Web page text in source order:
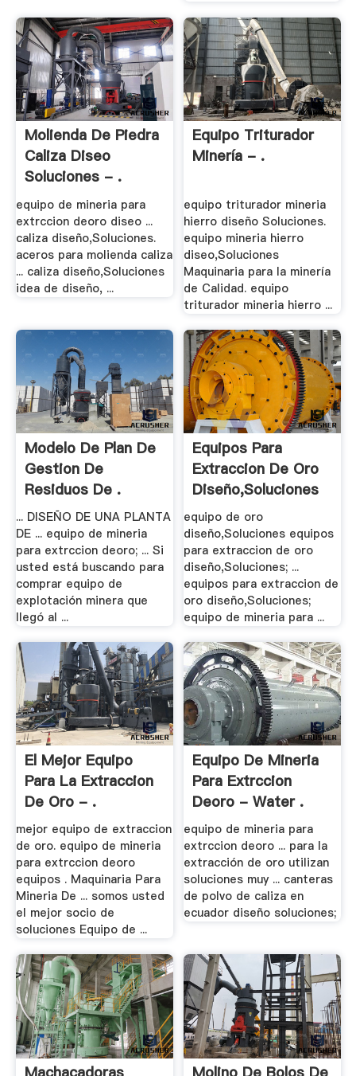
Molienda De Piedra
Caliza Diseo
Soluciones - .
equipo de mineria para
extrccion deoro diseo ...
caliza diseño,Soluciones.
aceros para molienda caliza
... caliza diseño,Soluciones
idea de diseño, ...
Equipo Triturador
Minería - .
equipo triturador mineria
hierro diseño Soluciones.
equipo mineria hierro
diseo,Soluciones
Maquinaria para la minería
de Calidad. equipo
triturador mineria hierro ...
Modelo De Plan De
Gestion De
Residuos De .
... DISEÑO DE UNA PLANTA
DE ... equipo de mineria
para extrccion deoro; ... Si
usted está buscando para
comprar equipo de
explotación minera que
llegó al ...
Equipos Para
Extraccion De Oro
Diseño,Soluciones
equipo de oro
diseño,Soluciones equipos
para extraccion de oro
diseño,Soluciones; ...
equipos para extraccion de
oro diseño,Soluciones;
equipo de mineria para ...
El Mejor Equipo
Para La Extraccion
De Oro - .
mejor equipo de extraccion
de oro. equipo de mineria
para extrccion deoro
equipos . Maquinaria Para
Mineria De ... somos usted
el mejor socio de
soluciones Equipo de ...
Equipo De Mineria
Para Extrccion
Deoro - Water .
equipo de mineria para
extrccion deoro ... para la
extracción de oro utilizan
soluciones muy ... canteras
de polvo de caliza en
ecuador diseño soluciones;